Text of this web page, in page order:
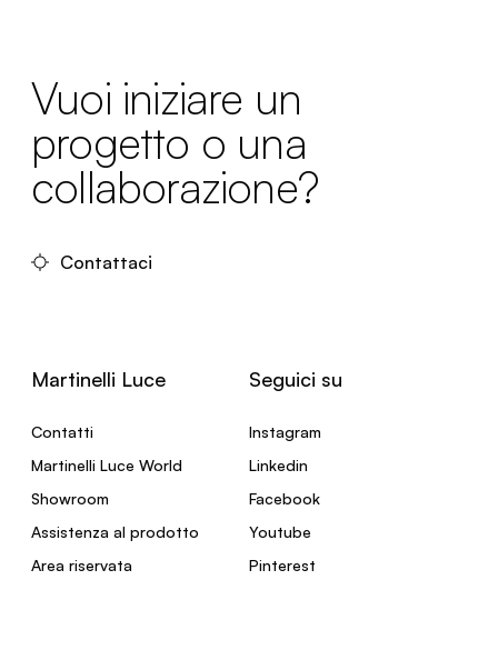
Vuoi iniziare un
progetto o una
collaborazione?
Contattaci
Martinelli Luce
Contatti
Martinelli Luce World
Showroom
Assistenza al prodotto
Area riservata
Seguici su
Instagram
Linkedin
Facebook
Youtube
Pinterest